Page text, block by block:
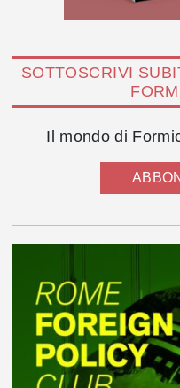
SOTTOSCRIVI
Il mondo di